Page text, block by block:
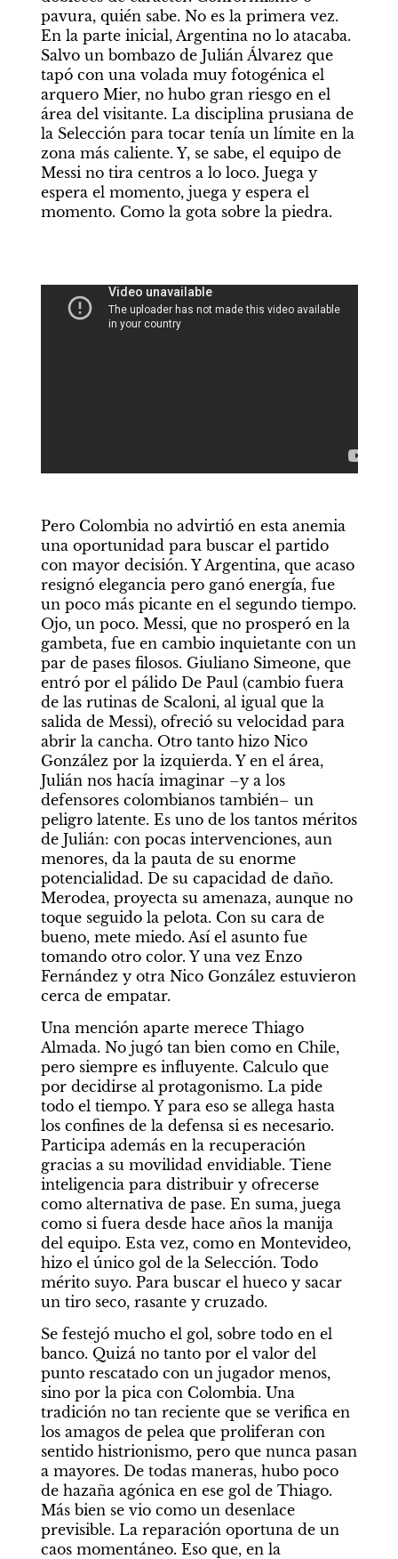
pavura, quién sabe. No es la primera vez.
En la parte inicial, Argentina no lo atacaba.
Salvo un bombazo de Julián Álvarez que
tapó con una volada muy fotogénica el
arquero Mier, no hubo gran riesgo en el
área del visitante. La disciplina prusiana de
la Selección para tocar tenía un límite en la
zona más caliente. Y, se sabe, el equipo de
Messi no tira centros a lo loco. Juega y
espera el momento, juega y espera el
momento. Como la gota sobre la piedra.
Pero Colombia no advirtió en esta anemia
una oportunidad para buscar el partido
con mayor decisión. Y Argentina, que acaso
resignó elegancia pero ganó energía, fue
un poco más picante en el segundo tiempo.
Ojo, un poco. Messi, que no prosperó en la
gambeta, fue en cambio inquietante con un
par de pases filosos. Giuliano Simeone, que
entró por el pálido De Paul (cambio fuera
de las rutinas de Scaloni, al igual que la
salida de Messi), ofreció su velocidad para
abrir la cancha. Otro tanto hizo Nico
González por la izquierda. Y en el área,
Julián nos hacía imaginar –y a los
defensores colombianos también– un
peligro latente. Es uno de los tantos méritos
de Julián: con pocas intervenciones, aun
menores, da la pauta de su enorme
potencialidad. De su capacidad de daño.
Merodea, proyecta su amenaza, aunque no
toque seguido la pelota. Con su cara de
bueno, mete miedo. Así el asunto fue
tomando otro color. Y una vez Enzo
Fernández y otra Nico González estuvieron
cerca de empatar.
Una mención aparte merece Thiago
Almada. No jugó tan bien como en Chile,
pero siempre es influyente. Calculo que
por decidirse al protagonismo. La pide
todo el tiempo. Y para eso se allega hasta
los confines de la defensa si es necesario.
Participa además en la recuperación
gracias a su movilidad envidiable. Tiene
inteligencia para distribuir y ofrecerse
como alternativa de pase. En suma, juega
como si fuera desde hace años la manija
del equipo. Esta vez, como en Montevideo,
hizo el único gol de la Selección. Todo
mérito suyo. Para buscar el hueco y sacar
un tiro seco, rasante y cruzado.
Se festejó mucho el gol, sobre todo en el
banco. Quizá no tanto por el valor del
punto rescatado con un jugador menos,
sino por la pica con Colombia. Una
tradición no tan reciente que se verifica en
los amagos de pelea que proliferan con
sentido histrionismo, pero que nunca pasan
a mayores. De todas maneras, hubo poco
de hazaña agónica en ese gol de Thiago.
Más bien se vio como un desenlace
previsible. La reparación oportuna de un
caos momentáneo. Eso que, en la